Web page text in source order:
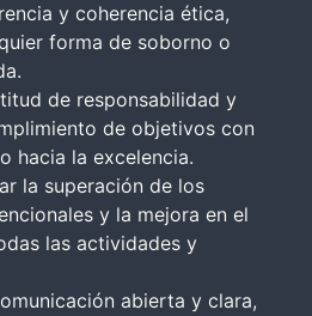
y coherencia ética,
forma de soborno o
de responsabilidad y
de objetivos con
hacia la excelencia.
la superación de los
y la mejora en el
las actividades y
abierta y clara,